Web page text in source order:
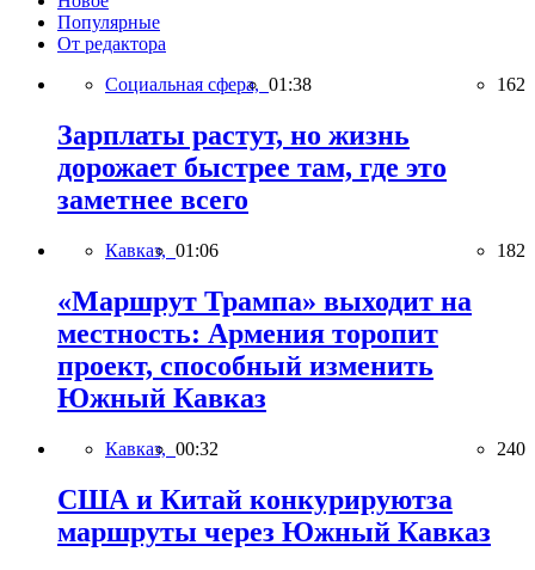
Популярные
От редактора
Социальная сфера, 01:38 162
Зарплаты растут, но жизнь
дорожает быстрее там, где это
заметнее всего
Кавказ, 01:06 182
«Маршрут Трампа» выходит на
местность: Армения торопит
проект, способный изменить
Южный Кавказ
Кавказ, 00:32 240
США и Китай конкурируютза
маршруты через Южный Кавказ